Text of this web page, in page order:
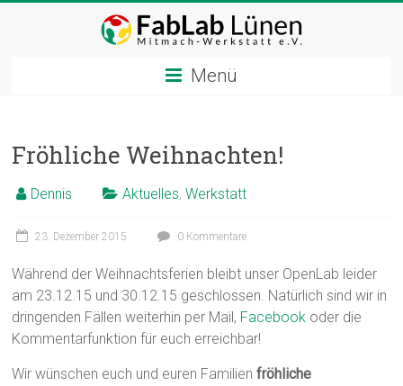
Menü
Fröhliche Weihnachten!
Dennis Aktuelles,Werkstatt
23. Dezember 2015 0 Kommentare
Während der Weihnachtsferien bleibt unser OpenLab leider
am 23.12.15 und 30.12.15 geschlossen. Natürlich sind wir in
dringenden Fällen weiterhin per Mail, Facebook oder die
Kommentarfunktion für euch erreichbar!
Wir wünschen euch und euren Familienfröhliche